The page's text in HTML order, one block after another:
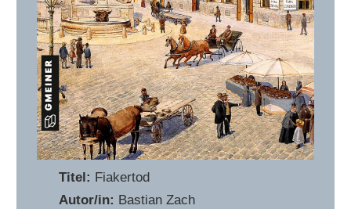
Titel: Fiakertod
Autor/in: Bastian Zach